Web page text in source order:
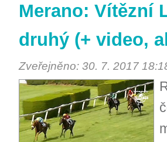
Merano: Vítězní
druhý (+ video,
Zveřejněno: 30. 7. 2017